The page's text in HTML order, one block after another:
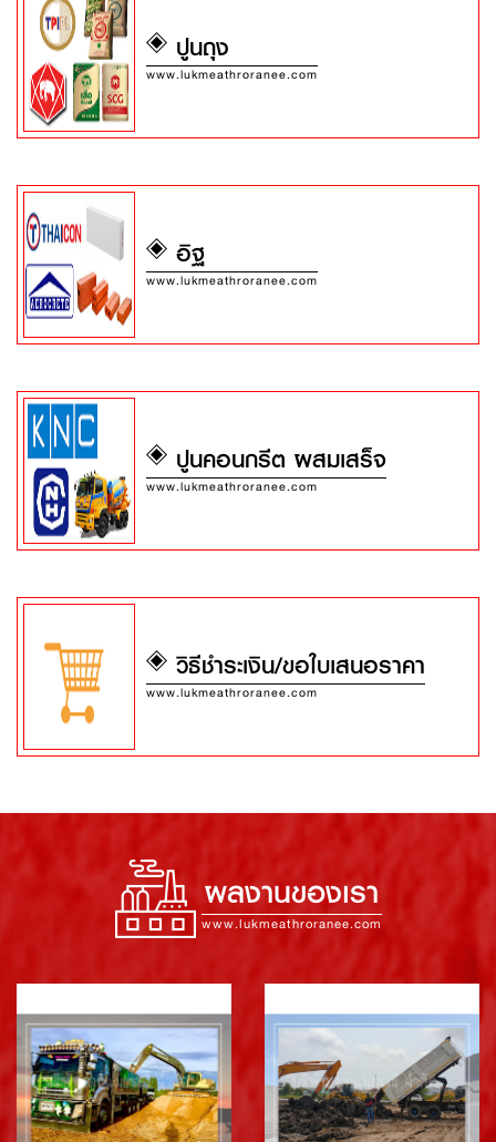
ปูนถุง
www.lukmeathroranee.com
อิฐ
www.lukmeathroranee.com
ปูนคอนกรีต ผสมเสร็จ
www.lukmeathroranee.com
วิธีชำระเงิน/ขอใบเสนอราคา
www.lukmeathroranee.com
ผลงานของเรา
www.lukmeathroranee.com